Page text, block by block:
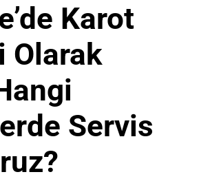
Karot
Olarak
Servis